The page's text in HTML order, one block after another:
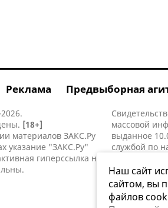
Реклама Предвыборная
[18+]
материалов ЗАКС.Ру
указание "ЗАКС.Ру"
гиперссылка на
массовой
выданное
службой по
Наш сайт
сайтом, вы
файлов